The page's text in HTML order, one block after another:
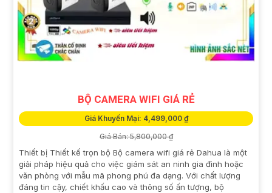
BỘ CAMERA WIFI GIÁ RẺ
Giá Khuyến Mại: 4,499,000 ₫
Giá Bán: 5,800,000 ₫
Thiết bị Thiết kế trọn bộ Bộ camera wifi giá rẻ Dahua là một
giải pháp hiệu quả cho việc giám sát an ninh gia đình hoặc
văn phòng với mẫu mã phong phú đa dạng. Với chất lượng
đáng tin cậy, chiết khấu cao và thông số ấn tượng, bộ